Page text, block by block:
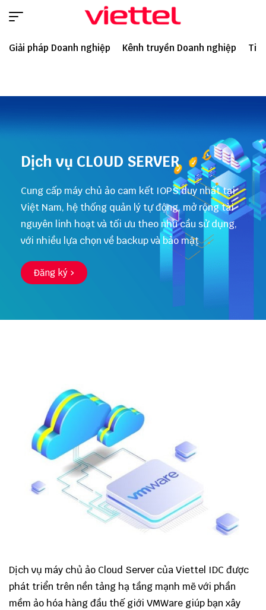
Giải pháp Doanh nghiệp Kênh truyền Doanh nghiệp Tin
Dịch vụ CLOUD SERVER
Cung cấp máy chủ ảo cam kết IOPS duy nhất tại
Việt Nam, hệ thống quản lý tự động, mở rộng tài
nguyên linh hoạt và tối ưu theo nhu cầu sử dụng,
với nhiều lựa chọn về backup và bảo mật
Đăng ký
Dịch vụ máy chủ ảo Cloud Server của Viettel IDC được
phát triển trên nền tảng hạ tầng mạnh mẽ với phần
mềm ảo hóa hàng đầu thế giới VMWare giúp bạn xây